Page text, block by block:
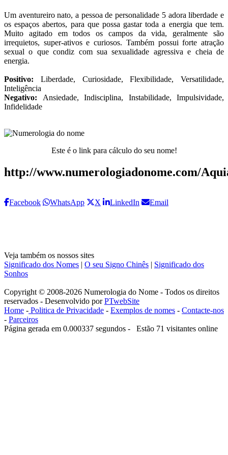
Um aventureiro nato, a pessoa de personalidade 5 adora liberdade e
os espaços abertos, para que possa gastar toda a energia que tem.
Muito agitado em todos os campos da vida, geralmente são
irrequietos, super-ativos e curiosos. Também possui forte atração
sexual o que condiz com sua sexualidade agressiva e cheia de
energia.
Positivo: Liberdade, Curiosidade, Flexibilidade, Versatilidade,
Inteligência
Negativo: Ansiedade, Indisciplina, Instabilidade, Impulsividade,
Infidelidade
Este é o link para cálculo do seu nome!
http://www.numerologiadonome.com/
Facebook WhatsApp X LinkedIn Email
Veja também os nossos sites
Significado dos Nomes
O seu Signo Chinês
Significado dos
Sonhos
Copyright © 2008-2026 Numerologia do Nome - Todos os direitos
reservados - Desenvolvido porPTwebSite
Home - Politica de Privacidade - Exemplos de nomes - Contacte-nos
- Parceiros
Página gerada em 0.000337 segundos - Estão 71 visitantes online